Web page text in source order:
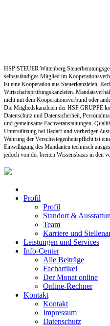
HSP STEUER Wittenberg
selbstständiges Mitglied im
ist eine Kooperation aus Steuerkanzleien,
Wirtschaftsprüfungskanzleien.
nicht mit dem Kooperationsverbund oder
Die Mitgliedskanzleien der HSP GRUPPE
Datenschutz und Datensicherheit,
und gemeinsame Fachveranstaltungen,
Unterstützung bei Bedarf und vorheriger
Wahrung der Verschwiegenheitspflicht ist
Einwilligung des Mandanten technisch
jedoch von der breiten Wissensbasis in den
Profil
Profil
Standort &
Team
Karriere und
Leistungen und Services
Info-Center
Alle Beiträge
Fachartikel
Der Monat online
Online-Rechner
Kontakt
Kontakt
Impressum
Datenschutz